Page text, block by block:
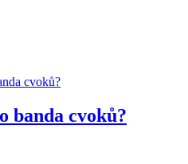
banda cvoků?